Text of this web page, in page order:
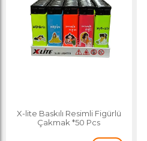
X-lite Baskılı Resimli Figürlü
Çakmak *50 Pcs